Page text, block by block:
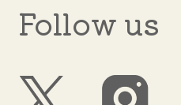
Follow us